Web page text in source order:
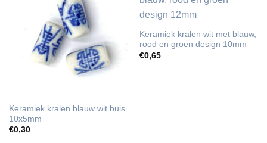
Keramiek kralen blauw wit buis
10x5mm
€0,30
Keramiek kralen wit met blauw,
rood en groen design 10mm
€0,65